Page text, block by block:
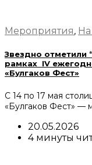
Мероприятия, На
Звездно отметили
рамках IV
«Булгаков Фест»
С 14 по 17 мая
«Булгаков Фест» —
20.05.2026
4 минуты